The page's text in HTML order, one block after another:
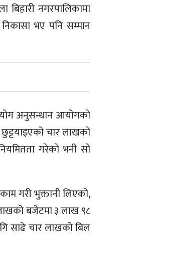
नगरपालिकामा
भए पनि सम्मान
अनुसन्धान आयोगको
छुट्टयाइएको चार लाखको
गरेकाे भनी सो
गरी भुक्तानी लिएको,
बजेटमा ३ लाख ९८
साढे चार लाखको बिल